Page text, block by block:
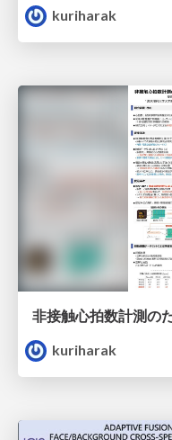
kuriharak
kuriharak